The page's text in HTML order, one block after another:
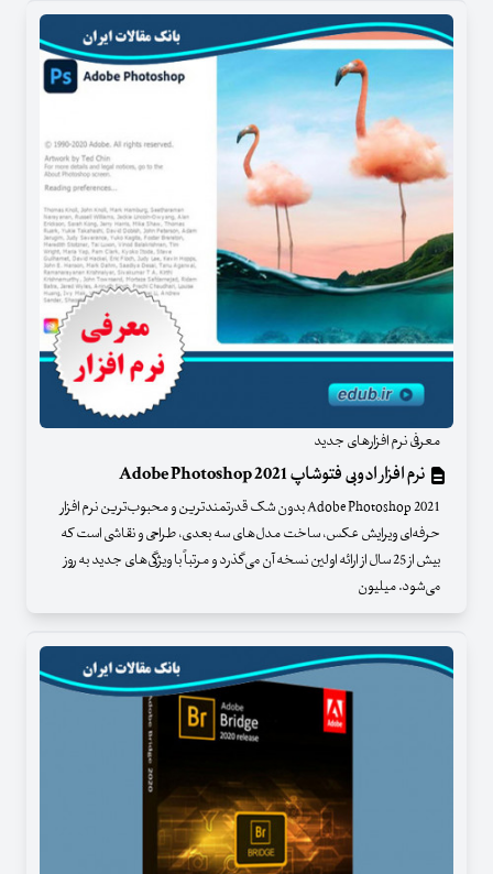
معرفی نرم افزارهای جدید
نرم افزار ادوبی فتوشاپ Adobe Photoshop 2021
Adobe Photoshop 2021 بدون شک قدرتمندترین و محبوب‌ترین نرم افزار
حرفه‌ای ویرایش عکس، ساخت مدل‌های سه بعدی، طراحی و نقاشی است که
بیش از 25 سال از ارائه اولین نسخه آن می‌گذرد و مرتباً با ویژگی‌های جدید به روز
می‌شود. میلیون